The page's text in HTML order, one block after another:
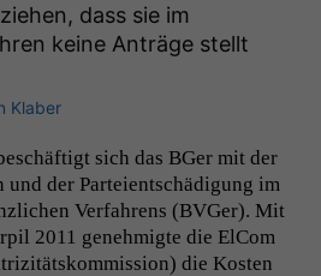
dass sie im
keine Anträge stellt
Klaber
sich das BGer mit der
und der Parteientschädi­gung im
Ver­fahrens (BVGer). Mit
2011 genehmigte die ElCom
die Kosten